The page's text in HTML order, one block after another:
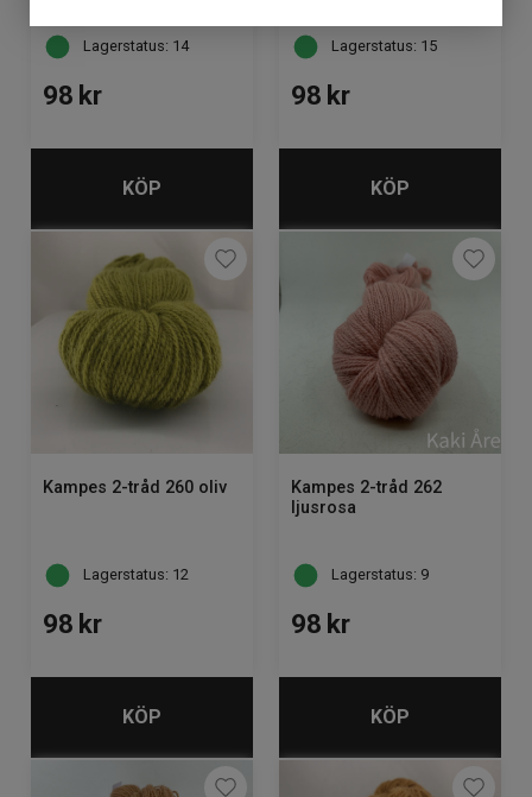
Lagerstatus: 14
98 kr
KÖP
Lagerstatus: 15
98 kr
KÖP
Kampes 2-tråd 260 oliv
Lagerstatus: 12
98 kr
KÖP
Kampes 2-tråd 262
ljusrosa
Lagerstatus: 9
98 kr
KÖP